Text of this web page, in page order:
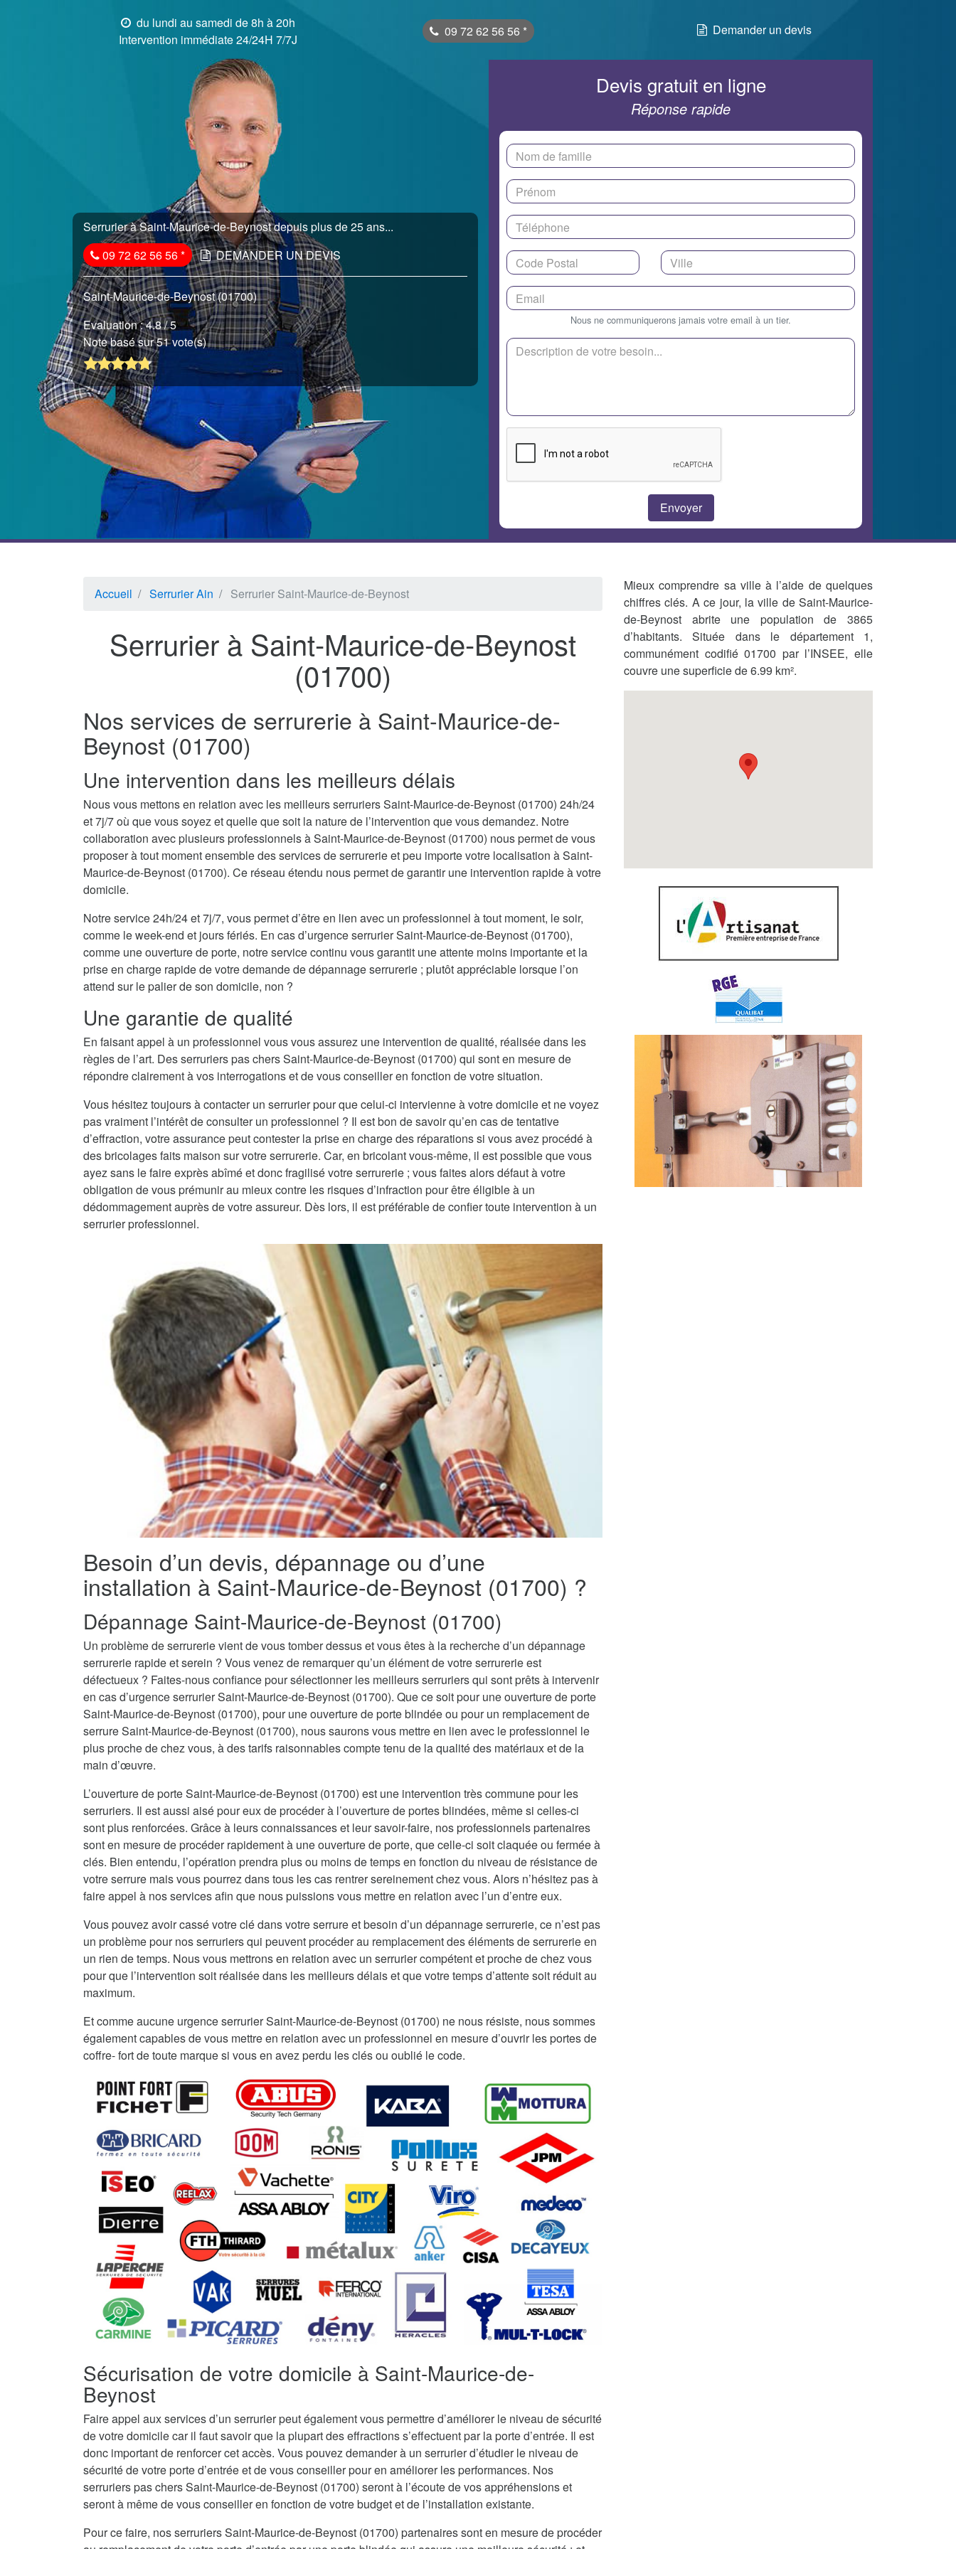
du lundi au samedi de 8h à 20h
Intervention immédiate 24/24H 7/7J
09 72 62 56 56 * Demander un devis
Serrurier à Saint-Maurice-de-Beynost depuis plus de 25 ans...
09 72 62 56 56* DEMANDER UN DEVIS
Saint-Maurice-de-Beynost (01700)
Evaluation :4.8/ 5
Note basé sur 51 vote(s)
Devis gratuit en ligne
Réponse rapide
Nous ne communiquerons jamais votre email à un tier.
Accueil Serrurier Ain Serrurier Saint-Maurice-de-Beynost
Serrurier à Saint-Maurice-de-Beynost
(01700)
Nos services de serrurerie à Saint-Maurice-de-
Beynost (01700)
Une intervention dans les meilleurs délais
Nous vous mettons en relation avec les meilleurs serruriers Saint-Maurice-de-Beynost (01700) 24h/24
et 7j/7 où que vous soyez et quelle que soit la nature de l’intervention que vous demandez. Notre
collaboration avec plusieurs professionnels à Saint-Maurice-de-Beynost (01700) nous permet de vous
proposer à tout moment ensemble des services de serrurerie et peu importe votre localisation à Saint-
Maurice-de-Beynost (01700). Ce réseau étendu nous permet de garantir une intervention rapide à votre
domicile.
Notre service 24h/24 et 7j/7, vous permet d’être en lien avec un professionnel à tout moment, le soir,
comme le week-end et jours fériés. En cas d’urgence serrurier Saint-Maurice-de-Beynost (01700),
comme une ouverture de porte, notre service continu vous garantit une attente moins importante et la
prise en charge rapide de votre demande de dépannage serrurerie ; plutôt appréciable lorsque l’on
attend sur le palier de son domicile, non ?
Une garantie de qualité
En faisant appel à un professionnel vous vous assurez une intervention de qualité, réalisée dans les
règles de l’art. Des serruriers pas chers Saint-Maurice-de-Beynost (01700) qui sont en mesure de
répondre clairement à vos interrogations et de vous conseiller en fonction de votre situation.
Vous hésitez toujours à contacter un serrurier pour que celui-ci intervienne à votre domicile et ne voyez
pas vraiment l’intérêt de consulter un professionnel ? Il est bon de savoir qu’en cas de tentative
d’effraction, votre assurance peut contester la prise en charge des réparations si vous avez procédé à
des bricolages faits maison sur votre serrurerie. Car, en bricolant vous-même, il est possible que vous
ayez sans le faire exprès abîmé et donc fragilisé votre serrurerie ; vous faites alors défaut à votre
obligation de vous prémunir au mieux contre les risques d’infraction pour être éligible à un
dédommagement auprès de votre assureur. Dès lors, il est préférable de confier toute intervention à un
serrurier professionnel.
Besoin d’un devis, dépannage ou d’une
installation à Saint-Maurice-de-Beynost (01700) ?
Dépannage Saint-Maurice-de-Beynost (01700)
Un problème de serrurerie vient de vous tomber dessus et vous êtes à la recherche d’un dépannage
serrurerie rapide et serein ? Vous venez de remarquer qu’un élément de votre serrurerie est
défectueux ? Faites-nous confiance pour sélectionner les meilleurs serruriers qui sont prêts à intervenir
en cas d’urgence serrurier Saint-Maurice-de-Beynost (01700). Que ce soit pour une ouverture de porte
Saint-Maurice-de-Beynost (01700), pour une ouverture de porte blindée ou pour un remplacement de
serrure Saint-Maurice-de-Beynost (01700), nous saurons vous mettre en lien avec le professionnel le
plus proche de chez vous, à des tarifs raisonnables compte tenu de la qualité des matériaux et de la
main d’œuvre.
L’ouverture de porte Saint-Maurice-de-Beynost (01700) est une intervention très commune pour les
serruriers. Il est aussi aisé pour eux de procéder à l’ouverture de portes blindées, même si celles-ci
sont plus renforcées. Grâce à leurs connaissances et leur savoir-faire, nos professionnels partenaires
sont en mesure de procéder rapidement à une ouverture de porte, que celle-ci soit claquée ou fermée à
clés. Bien entendu, l’opération prendra plus ou moins de temps en fonction du niveau de résistance de
votre serrure mais vous pourrez dans tous les cas rentrer sereinement chez vous. Alors n’hésitez pas à
faire appel à nos services afin que nous puissions vous mettre en relation avec l’un d’entre eux.
Vous pouvez avoir cassé votre clé dans votre serrure et besoin d’un dépannage serrurerie, ce n’est pas
un problème pour nos serruriers qui peuvent procéder au remplacement des éléments de serrurerie en
un rien de temps. Nous vous mettrons en relation avec un serrurier compétent et proche de chez vous
pour que l’intervention soit réalisée dans les meilleurs délais et que votre temps d’attente soit réduit au
maximum.
Et comme aucune urgence serrurier Saint-Maurice-de-Beynost (01700) ne nous résiste, nous sommes
également capables de vous mettre en relation avec un professionnel en mesure d’ouvrir les portes de
coffre- fort de toute marque si vous en avez perdu les clés ou oublié le code.
Sécurisation de votre domicile à Saint-Maurice-de-
Beynost
Faire appel aux services d’un serrurier peut également vous permettre d’améliorer le niveau de sécurité
de votre domicile car il faut savoir que la plupart des effractions s’effectuent par la porte d’entrée. Il est
donc important de renforcer cet accès. Vous pouvez demander à un serrurier d’étudier le niveau de
sécurité de votre porte d’entrée et de vous conseiller pour en améliorer les performances. Nos
serruriers pas chers Saint-Maurice-de-Beynost (01700) seront à l’écoute de vos appréhensions et
seront à même de vous conseiller en fonction de votre budget et de l’installation existante.
Pour ce faire, nos serruriers Saint-Maurice-de-Beynost (01700) partenaires sont en mesure de procéder
Mieux comprendre sa ville à l’aide de quelques
chiffres clés. A ce jour, la ville de Saint-Maurice-
de-Beynost abrite une population de 3865
d’habitants. Située dans le département 1,
communément codifié 01700 par l’INSEE, elle
couvre une superficie de 6.99 km².